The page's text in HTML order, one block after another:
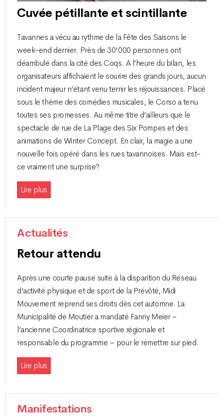
Cuvée pétillante et scintillante
Tavannes a vécu au rythme de la Fête des Saisons le
week-end dernier. Près de 30'000 personnes ont
déambulé dans la cité des Coqs. A l’heure du bilan, les
organisateurs affichaient le sourire des grands jours, aucun
incident majeur n’étant venu ternir les réjouissances. Placé
sous le thème des comédies musicales, le Corso a tenu
toutes ses promesses. Au même titre d’ailleurs que le
spectacle de rue de La Plage des Six Pompes et des
animations de Winter Concept. En clair, la magie a une
nouvelle fois opéré dans les rues tavannoises. Mais est-
ce vraiment une surprise?
Lire plus
Actualités
Retour attendu
Après une courte pause suite à la disparition du Réseau
d’activité physique et de sport de la Prévôté, Midi
Mouvement reprend ses droits dès cet automne. La
Municipalité de Moutier a mandaté Fanny Meier –
l’ancienne Coordinatrice sportive régionale et
responsable du programme – pour le remettre sur pied.
Lire plus
Manifestations